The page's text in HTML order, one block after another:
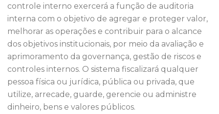
controle interno exercerá a função de auditoria
interna com o objetivo de agregar e proteger valor,
melhorar as operações e contribuir para o alcance
dos objetivos institucionais, por meio da avaliação e
aprimoramento da governança, gestão de riscos e
controles internos. O sistema fiscalizará qualquer
pessoa física ou jurídica, pública ou privada, que
utilize, arrecade, guarde, gerencie ou administre
dinheiro, bens e valores públicos.